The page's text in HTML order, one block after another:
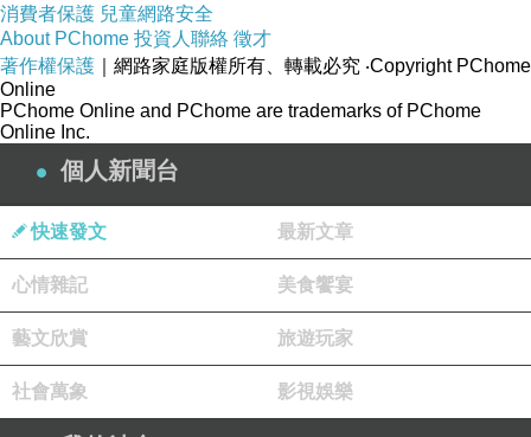
【 Acer 宏? Iconia B1-A71 充電器 旅充 電源
供應器 充電線 【CBAA89】 】
消費者保護 兒童網路安全
About PChome 投資人聯絡 徵才
著作權保護 ｜網路家庭版權所有、轉載必究 ‧Copyright PChome
Online
PChome Online and PChome are trademarks of PChome
Online Inc.
個人新聞台
快速發文 最新文章
心情雜記 美食饗宴
藝文欣賞 旅遊玩家
社會萬象 影視娛樂